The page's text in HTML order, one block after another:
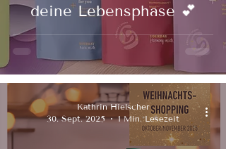
deine Lebensphase 💕
Kathrin Hielscher
30. Sept. 2025
1 Min. Lesezeit